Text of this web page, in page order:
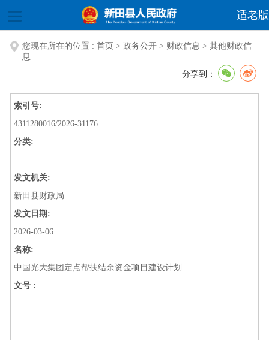
适老版
您现在所在的位置 : 首页 > 政务公开 > 财政信息 > 其他财政信
息
分享到：
索引号:
4311280016/2026-31176
分类:
发文机关:
新田县财政局
发文日期:
2026-03-06
名称:
中国光大集团定点帮扶结余资金项目建设计划
文号 :